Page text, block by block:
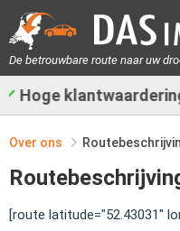
De betrouwbare route naar uw
Al29.531auto's
Over ons
[route latitude="52.43031"